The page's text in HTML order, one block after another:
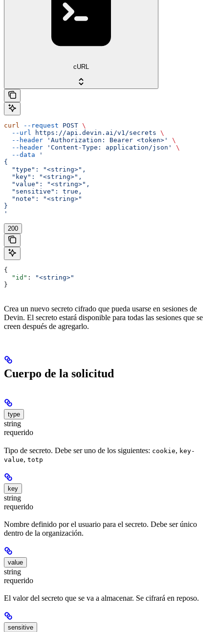
cURL
curl --request POST \
  --url
https://api.devin.ai/v1/secrets \
  --header
'Authorization: Bearer <token>'
\
  --header
'Content-Type: application/json'
\
  --data
'
{
  "type": "<string>",
  "key": "<string>",
  "value": "<string>",
  "sensitive": true,
  "note": "<string>"
}
'
200
{
  "id"
:
"<string>"
}
Crea un nuevo secreto cifrado que pueda usarse en sesiones de
Devin. El secreto estará disponible para todas las sesiones que se
creen después de agregarlo.
Cuerpo de la solicitud
type
string
requerido
Tipo de secreto. Debe ser uno de los siguientes: cookie, key-
value, totp
key
string
requerido
Nombre definido por el usuario para el secreto. Debe ser único
dentro de la organización.
value
string
requerido
El valor del secreto que se va a almacenar. Se cifrará en reposo.
sensitive